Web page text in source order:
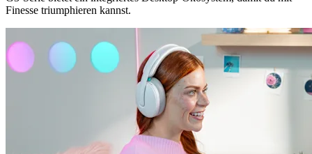
Finesse triumphieren kannst.